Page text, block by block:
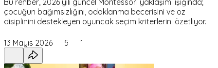
Bu rehber, 2026 yılı güncel Montessori yaklaşımı ışığında;
çocuğun bağımsızlığını, odaklanma becerisini ve öz
disiplinini destekleyen oyuncak seçim kriterlerini özetliyor.
13 Mayıs 2026 5 1